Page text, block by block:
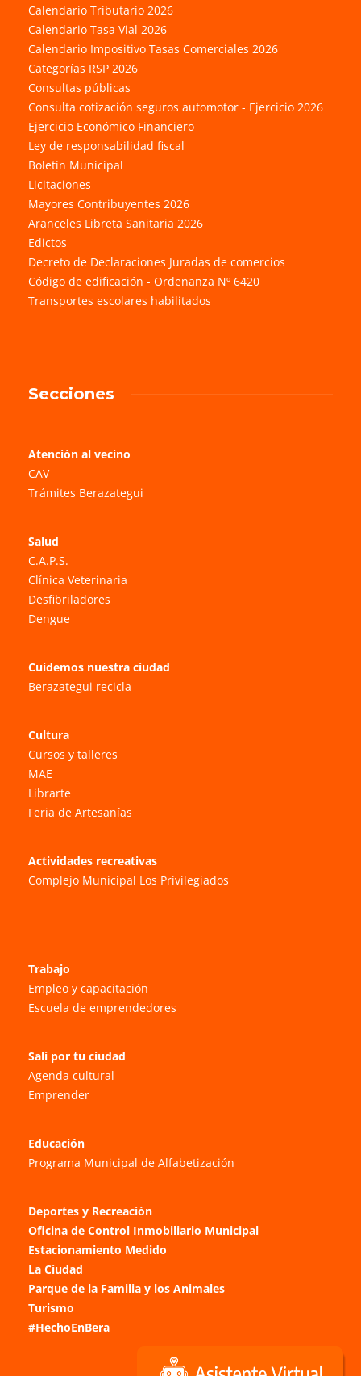
Calendario Tributario 2026
Calendario Tasa Vial 2026
Calendario Impositivo Tasas Comerciales 2026
Categorías RSP 2026
Consultas públicas
Consulta cotización seguros automotor - Ejercicio 2026
Ejercicio Económico Financiero
Ley de responsabilidad fiscal
Boletín Municipal
Licitaciones
Mayores Contribuyentes 2026
Aranceles Libreta Sanitaria 2026
Edictos
Decreto de Declaraciones Juradas de comercios
Código de edificación - Ordenanza Nº 6420
Transportes escolares habilitados
Secciones
Atención al vecino
CAV
Trámites Berazategui
Salud
C.A.P.S.
Clínica Veterinaria
Desfibriladores
Dengue
Cuidemos nuestra ciudad
Berazategui recicla
Cultura
Cursos y talleres
MAE
Librarte
Feria de Artesanías
Actividades recreativas
Complejo Municipal Los Privilegiados
Trabajo
Empleo y capacitación
Escuela de emprendedores
Salí por tu ciudad
Agenda cultural
Emprender
Educación
Programa Municipal de Alfabetización
Deportes y Recreación
Oficina de Control Inmobiliario Municipal
Estacionamiento Medido
La Ciudad
Parque de la Familia y los Animales
Turismo
#HechoEnBera